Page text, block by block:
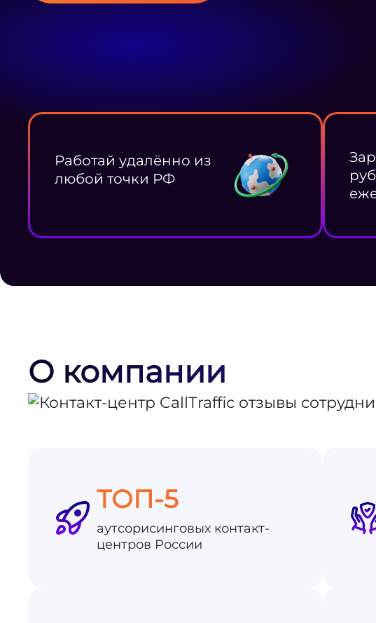
Работай удалённо из
любой точки РФ
О компании
ТОП-5
аутсорисинговых контакт-
центров России